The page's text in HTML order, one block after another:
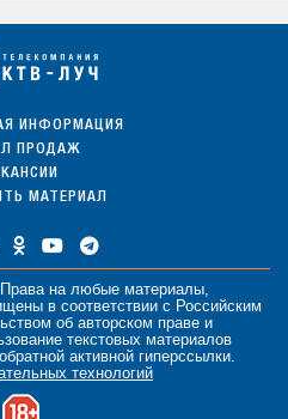
ИНФОРМАЦИЯ
ПРОДАЖ
МАТЕРИАЛ
на любые материалы,
в соответствии с Российским
об авторском праве и
текстовых материалов
активной гиперссылки.
технологий